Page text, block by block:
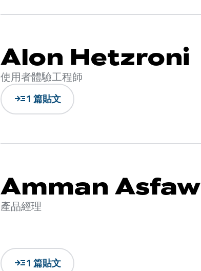
Alon Hetzroni
使用者體驗工程師
read_more1 篇貼文
Amman Asfaw
產品經理
read_more1 篇貼文